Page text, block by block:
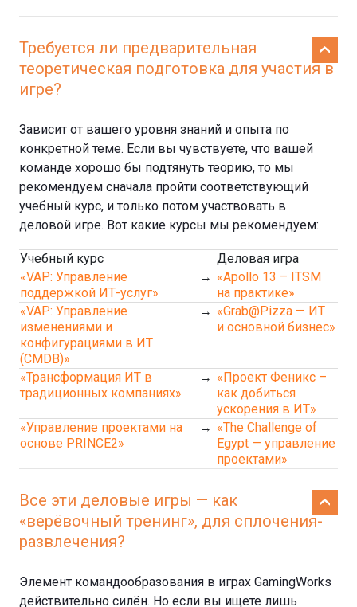
Требуется ли предварительная
теоретическая подготовка для участия в
игре?
Зависит от вашего уровня знаний и опыта по
конкретной теме. Если вы чувствуете, что вашей
команде хорошо бы подтянуть теорию, то мы
рекомендуем сначала пройти соответствующий
учебный курс, и только потом участвовать в
деловой игре. Вот какие курсы мы рекомендуем:
Учебный курс
Деловая игра
«VAP: Управление
поддержкой ИТ-услуг»
→ «Apollo 13 – ITSM
на практике»
«VAP: Управление
изменениями и
конфигурациями в ИТ
(CMDB)»
→ «Grab@Pizza — ИТ
и основной бизнес»
«Трансформация ИТ в
традиционных компаниях»
→ «Проект Феникс –
как добиться
ускорения в ИТ»
«Управление проектами на
основе PRINCE2»
→ «The Challenge of
Egypt — управление
проектами»
Все эти деловые игры — как
«верёвочный тренинг», для сплочения-
развлечения?
Элемент командообразования в играх GamingWorks
действительно силён. Но если вы ищете лишь